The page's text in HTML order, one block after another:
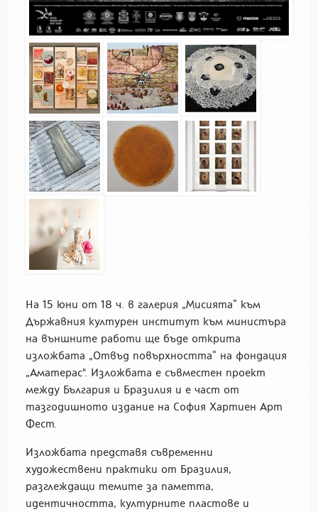
На 15 юни от 18 ч. в галерия „Мисията“ към
Държавния културен институт към министъра
на външните работи ще бъде открита
изложбата „Отвъд повърхността“ на фондация
„Аматерас". Изложбата е съвместен проект
между България и Бразилия и е част от
тазгодишното издание на София Хартиен Арт
Фест.
Изложбата представя съвременни
художествени практики от Бразилия,
разглеждащи темите за паметта,
идентичността, културните пластове и